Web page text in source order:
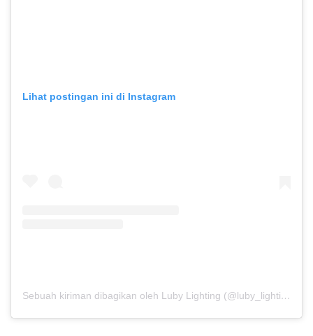
Lihat postingan ini di Instagram
Sebuah kiriman dibagikan oleh Luby Lighting (@luby_lighting)